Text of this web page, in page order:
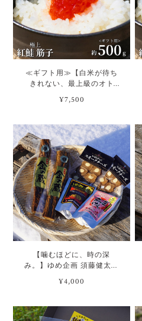
≪ギフト用≫【白米が待ち
きれない、最上級のオト
¥7,500
【噛むほどに、時の深
み。】ゆめ企画 須藤健太郎
商店 いぶりがっこ詰合せセ
ット
¥4,000